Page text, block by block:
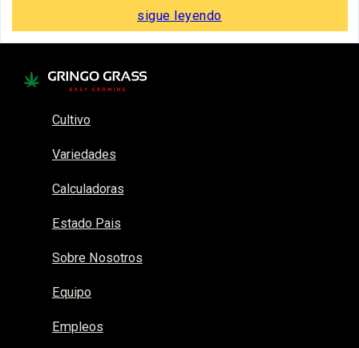
sigue leyendo
Cultivo
Variedades
Calculadoras
Estado Pais
Sobre Nosotros
Equipo
Empleos